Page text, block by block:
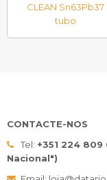
CONTACTE-NOS
Tel: +351 224
Nacional")